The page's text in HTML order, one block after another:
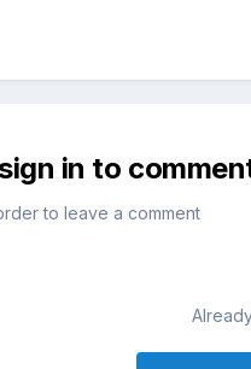
in to
to leave a comment